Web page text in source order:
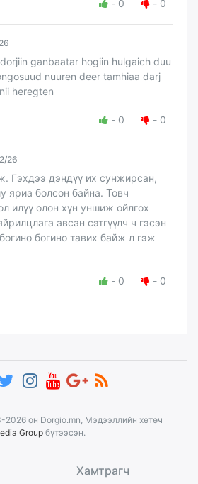
- 0 - 0
ganbaatar hogiin hulgaich duu
nuuren deer tamhiaa darj
heregten
- 0 - 0
26
Гэхдээ дэндүү их сунжирсан,
яриа болсон байна. Товч
илүү олон хүн уншиж ойлгох
авсан сэтгүүлч ч гэсэн
богино тавих байж л гэж
- 0 - 0
2026 он Dorgio.mn, Мэдээллийн хөтөч
Group бүтээсэн.
Хамтрагч